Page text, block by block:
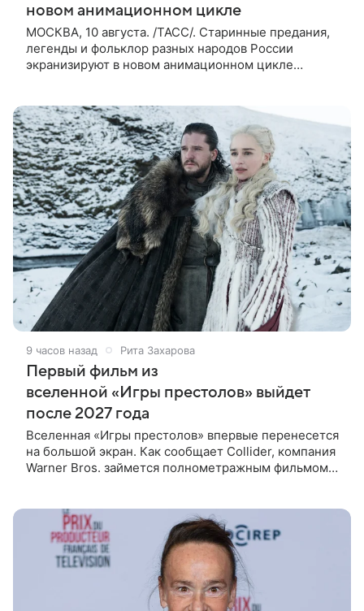
новом анимационном цикле
МОСКВА, 10 августа. /ТАСС/. Старинные предания,
легенды и фольклор разных народов России
экранизируют в новом анимационном цикле
9 часов назад Рита Захарова
Первый фильм из
вселенной «Игры престолов» выйдет
после 2027 года
Вселенная «Игры престолов» впервые перенесется
на большой экран. Как сообщает Collider, компания
Warner Bros. займется полнометражным фильмом